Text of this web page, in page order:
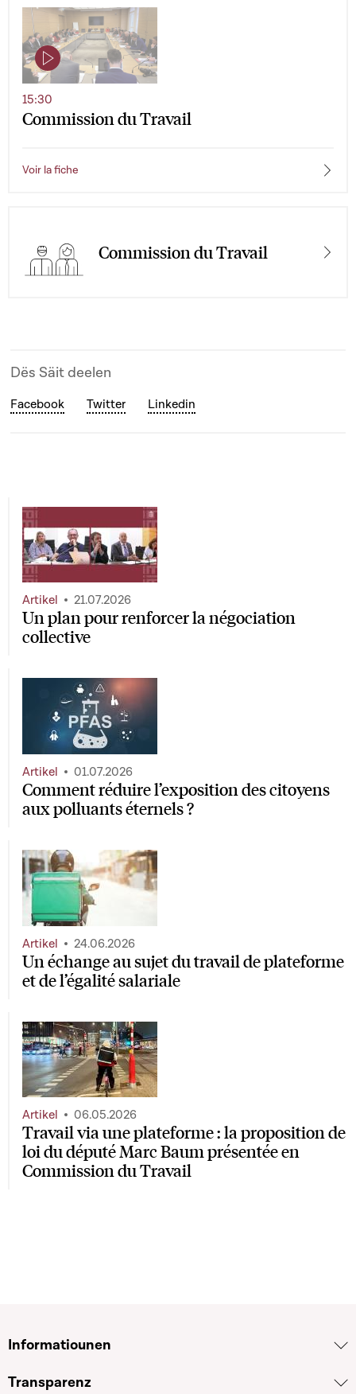
Commission du Travail
15:30
Voir la fiche
Commission du Travail
Dës Säit deelen
Facebook Twitter Linkedin
Un plan pour renforcer la négociation
collective
Artikel 21.07.2026
Comment réduire l’exposition des citoyens
aux polluants éternels ?
Artikel 01.07.2026
Un échange au sujet du travail de plateforme
et de l’égalité salariale
Artikel 24.06.2026
Travail via une plateforme : la proposition de
loi du député Marc Baum présentée en
Commission du Travail
Artikel 06.05.2026
Informatiounen
Transparenz